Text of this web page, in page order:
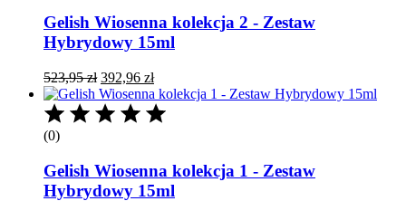
Gelish Wiosenna kolekcja 2 - Zestaw
Hybrydowy 15ml
523,95zł Pierwotna
cena
wynosiła:
523,95 zł.
392,96 złAktualna
cena
wynosi:
392,96 zł.
(0)
Gelish Wiosenna kolekcja 1 - Zestaw
Hybrydowy 15ml